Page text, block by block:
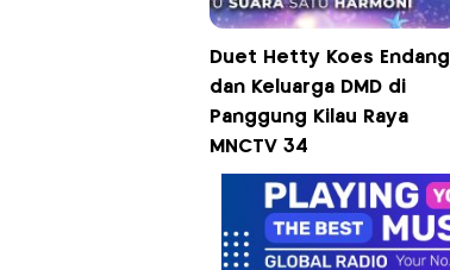
Duet Hetty Koes Endang
dan Keluarga DMD di
Panggung Kilau Raya
MNCTV 34